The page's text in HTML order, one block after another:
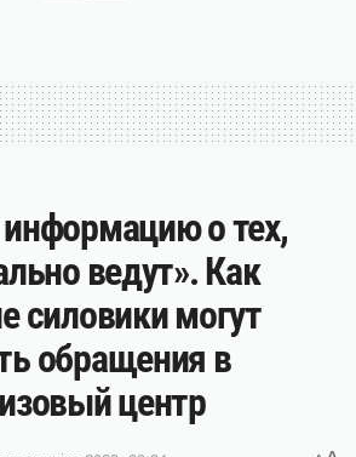
о тех,
ведут». Как
силовики могут
обращения в
центр